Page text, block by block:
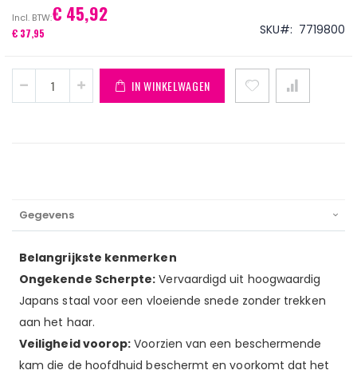
€ 45,92
€ 37,95 SKU 7719800
IN WINKELWAGEN
Gegevens
Belangrijkste kenmerken
Ongekende Scherpte: Vervaardigd uit hoogwaardig
Japans staal voor een vloeiende snede zonder trekken
aan het haar.
Veiligheid voorop: Voorzien van een beschermende
kam die de hoofdhuid beschermt en voorkomt dat het